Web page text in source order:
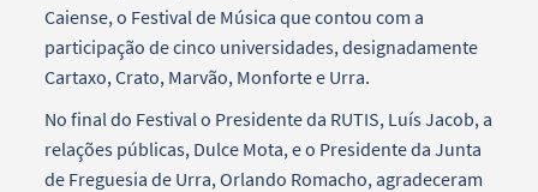
Caiense, o Festival de Música que contou com a
participação de cinco universidades, designadamente
Cartaxo, Crato, Marvão, Monforte e Urra.
No final do Festival o Presidente da RUTIS, Luís Jacob, a
relações públicas, Dulce Mota, e o Presidente da Junta
de Freguesia de Urra, Orlando Romacho, agradeceram